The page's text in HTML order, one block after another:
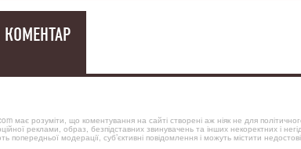
КОМЕНТАР
має розуміти, що коментування на сайті створені аж ніяк не для
реклами, образ, безпідставних звинувачень та інших некоректних і
попередньої модерації, суб’єктивні повідомлення і можуть містити